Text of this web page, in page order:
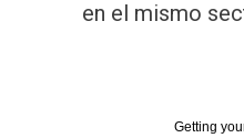
en el mismo
Getting